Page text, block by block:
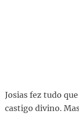
Josias fez tudo
castigo divino.